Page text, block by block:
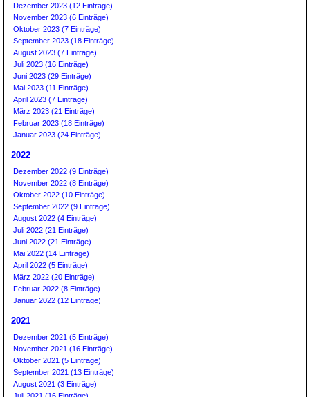
Dezember 2023 (12 Einträge)
November 2023 (6 Einträge)
Oktober 2023 (7 Einträge)
September 2023 (18 Einträge)
August 2023 (7 Einträge)
Juli 2023 (16 Einträge)
Juni 2023 (29 Einträge)
Mai 2023 (11 Einträge)
April 2023 (7 Einträge)
März 2023 (21 Einträge)
Februar 2023 (18 Einträge)
Januar 2023 (24 Einträge)
2022
Dezember 2022 (9 Einträge)
November 2022 (8 Einträge)
Oktober 2022 (10 Einträge)
September 2022 (9 Einträge)
August 2022 (4 Einträge)
Juli 2022 (21 Einträge)
Juni 2022 (21 Einträge)
Mai 2022 (14 Einträge)
April 2022 (5 Einträge)
März 2022 (20 Einträge)
Februar 2022 (8 Einträge)
Januar 2022 (12 Einträge)
2021
Dezember 2021 (5 Einträge)
November 2021 (16 Einträge)
Oktober 2021 (5 Einträge)
September 2021 (13 Einträge)
August 2021 (3 Einträge)